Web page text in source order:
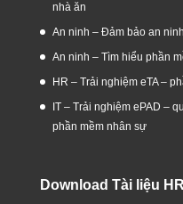
nhà ăn
An ninh – Đảm bảo an
An ninh – Tìm hiểu phần
HR – Trải nghiệm eTA –
IT – Trải nghiệm ePAD –
phần mềm nhân sự
Download Tài liệu HR